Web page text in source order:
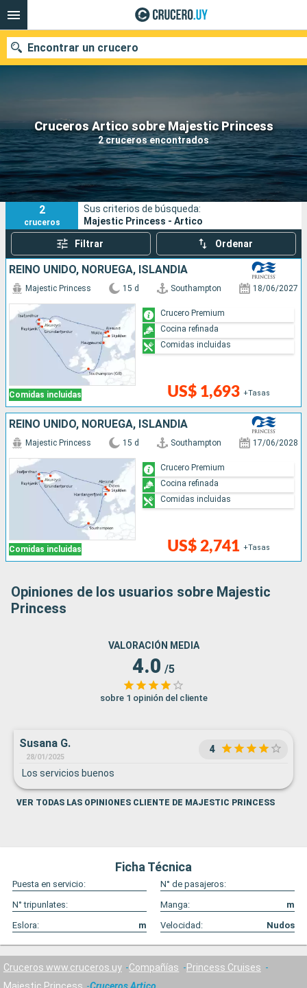
Cruceros Artico sobre Majestic Princess
2 cruceros encontrados
Encontrar un crucero
Nuestros destinos
Fecha de salida
Puertos Compañías
Buscar
2
cruceros
Sus criterios de búsqueda:
Majestic Princess - Artico
Filtrar Ordenar
REINO UNIDO, NORUEGA, ISLANDIA
Comidas incluidas
Majestic Princess 15 d Southampton 18/06/2027
US$ 1,693 +Tasas
Crucero Premium
Cocina refinada
Comidas incluidas
REINO UNIDO, NORUEGA, ISLANDIA
Comidas incluidas
Majestic Princess 15 d Southampton 17/06/2028
US$ 2,741 +Tasas
Crucero Premium
Cocina refinada
Comidas incluidas
Opiniones de los usuarios sobre Majestic
Princess
VALORACIÓN MEDIA
4.0 /5
sobre 1 opinión del cliente
Susana G.
28/01/2025
4
Los servicios buenos
VER TODAS LAS OPINIONES CLIENTE DE MAJESTIC PRINCESS
Ficha Técnica
Puesta en servicio:
N° de pasajeros:
N° tripunlates:
Manga:
m
Eslora:
m Velocidad: Nudos
Cruceros www.cruceros.uy Compañías
Princess Cruises